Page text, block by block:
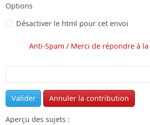
Options
Désactiver le html pour cet envoi
Anti-Spam / Merci de répondre à
Aperçu des sujets :